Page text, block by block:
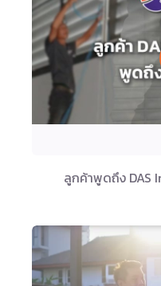
ลูกค้าพูดถึง DAS